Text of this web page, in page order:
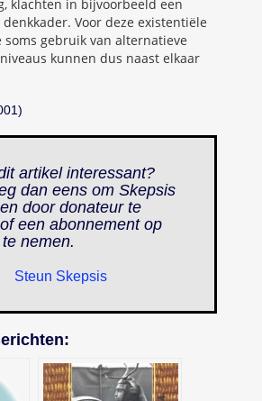
klachten in bijvoorbeeld een
Voor deze existentiële
soms gebruik van alternatieve
kunnen dus naast elkaar
artikel interessant?
dan eens om Skepsis
door donateur te
een abonnement op
nemen.
Steun Skepsis